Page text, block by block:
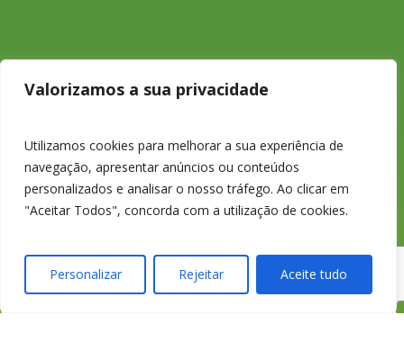
Valorizamos a sua privacidade
Utilizamos cookies para melhorar a sua experiência de
navegação, apresentar anúncios ou conteúdos
personalizados e analisar o nosso tráfego. Ao clicar em
"Aceitar Todos", concorda com a utilização de cookies.
Personalizar Rejeitar Aceite tudo
233 426 925
Chamada para a
rede fixa nacional